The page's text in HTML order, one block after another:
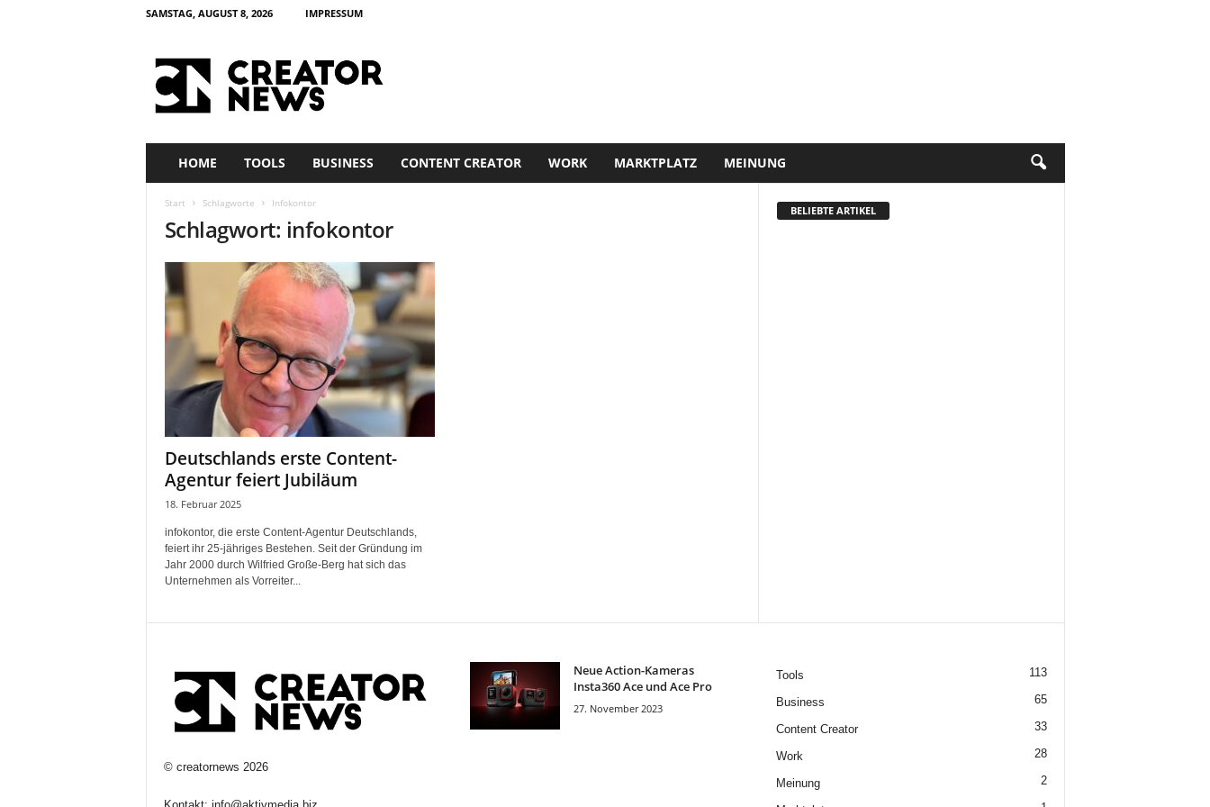
SAMSTAG, AUGUST 8, 2026 IMPRESSUM
HOME TOOLS BUSINESS CONTENT CREATOR WORK MARKTPLATZ MEINUNG
Start Schlagworte Infokontor
Schlagwort: infokontor
Deutschlands erste Content-
Agentur feiert Jubiläum
18. Februar 2025
infokontor, die erste Content-Agentur Deutschlands,
feiert ihr 25-jähriges Bestehen. Seit der Gründung im
Jahr 2000 durch Wilfried Große-Berg hat sich das
Unternehmen als Vorreiter...
BELIEBTE ARTIKEL
© creatornews 2026
Neue Action-Kameras
Insta360 Ace und Ace Pro
27. November 2023
Tools 113
Business 65
Content Creator 33
Work 28
Meinung 2